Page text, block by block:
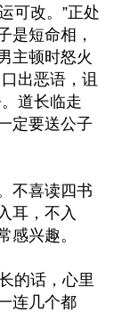
可改。”正处
是短命相，
主顿时怒火
出恶语，诅
道长临走
定要送公子
不喜读四书
耳，不入
感兴趣。
的话，心里
连几个都